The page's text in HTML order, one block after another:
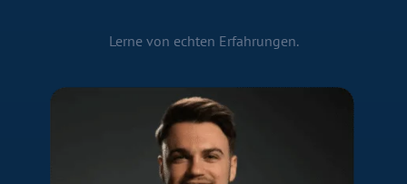
Lerne von echten Erfahrungen.